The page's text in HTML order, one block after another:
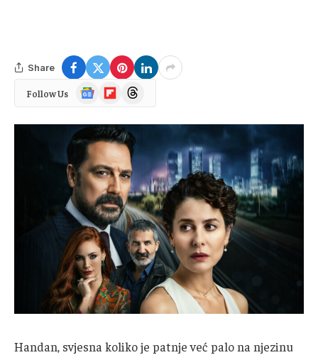
Share
Follow Us
Google
News
FlipboardThreads
Handan, svjesna koliko je patnje već palo na njezinu